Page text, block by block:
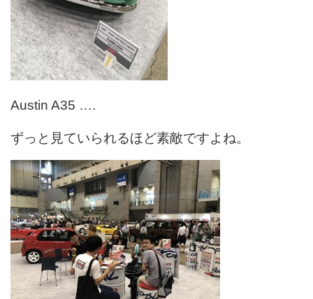
Austin A35 ….
ずっと見ていられるほど素敵ですよね。